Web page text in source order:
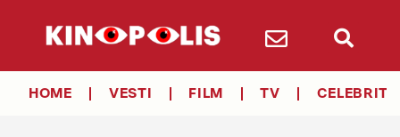
HOME VESTI FILM TV CELEBRITY